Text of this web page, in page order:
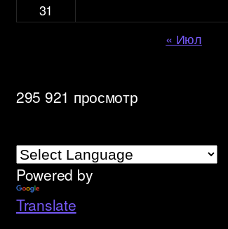
31
« Июл
295 921 просмотр
Powered by
Translate